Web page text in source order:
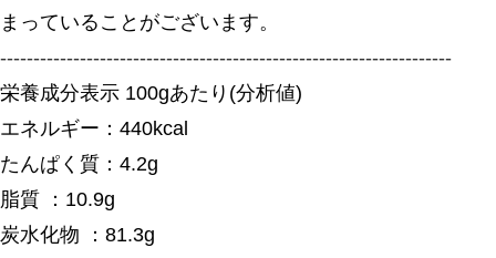
まっていることがございます。
--------------------------------------------------------------------
栄養成分表示 100gあたり(分析値)
エネルギー：440kcal
たんぱく質：4.2g
脂質 ：10.9g
炭水化物 ：81.3g